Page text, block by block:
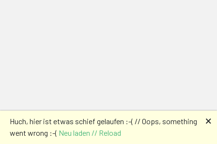
Huch, hier ist etwas schief gelaufen :-( // Oops, something
went wrong :-( Neu laden // Reload
🗙